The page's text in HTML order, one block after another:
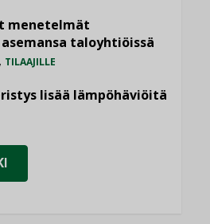
menetelmät
taloyhtiöissä
, TILAAJILLE
lisää lämpöhäviöitä